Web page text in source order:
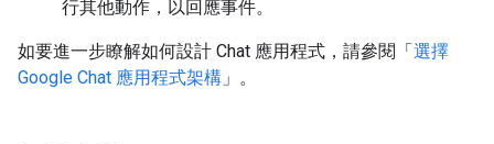
行其他動作，以回應事件。
如要進一步瞭解如何設計 Chat 應用程式，請參閱「選擇
Google Chat 應用程式架構 」。